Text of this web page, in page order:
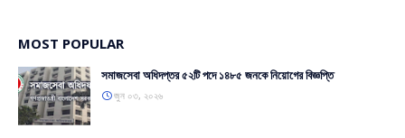
MOST POPULAR
সমাজসেবা অধিদপ্তর ৫২টি পদে ১৪৮৫ জনকে নিয়োগের বিজ্ঞপ্তি
জুন ০৩, ২০২৬